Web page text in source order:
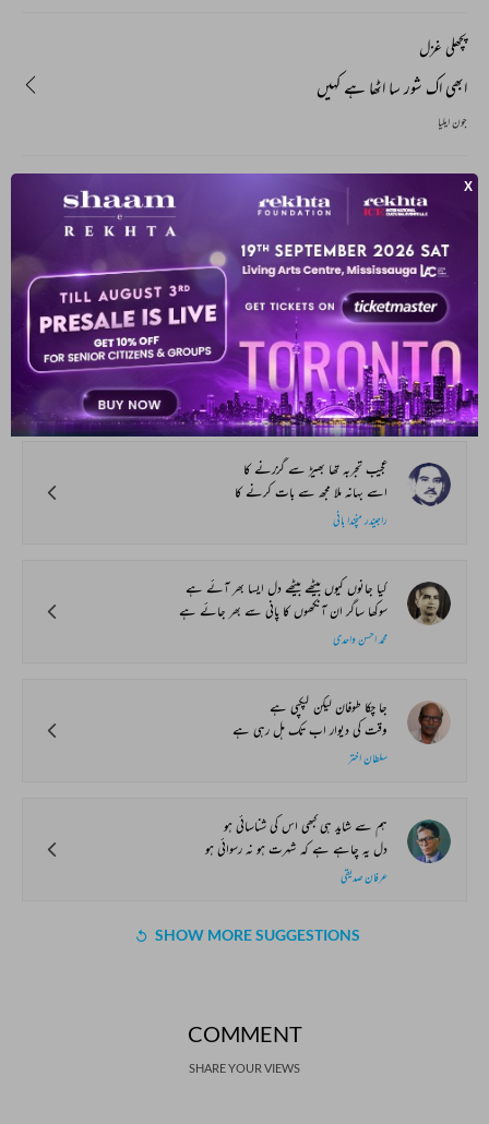
پچھلی غزل
ابھی اک شور سا اٹھا ہے کہیں
جون ایلیا
آپ یہ بھی پڑھ سکتے ہیں
ہماری پسند
غم یہ نہیں کہ غم سے ملاقات ہوئی
غم ہے کہ راہ_غم میں خرافات ہو گئی
عتیق اثر
عجیب تجربہ تھا بھیڑ سے گزرنے کا
اسے بہانہ ملا مجھ سے بات کرنے کا
راجیندر منچندا بانی
کیا جانوں کیوں بیٹھے بیٹھے دل ایسا بھر آئے ہے
سوکھا ساگر ان آنکھوں کا پانی سے بھر جائے ہے
محمد احسن واحدی
جا چکا طوفان لیکن کپکپی ہے
وقت کی دیوار اب تک ہل رہی ہے
سلطان اختر
ہم سے شاید ہی کبھی اس کی شناسائی ہو
دل یہ چاہے ہے کہ شہرت ہو نہ رسوائی ہو
عرفان صدیقی
SHOW MORE SUGGESTIONS
COMMENT
SHARE YOUR VIEWS